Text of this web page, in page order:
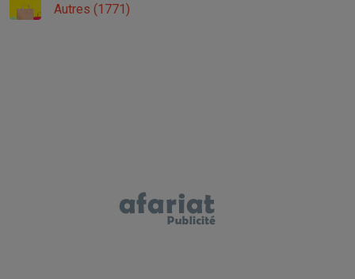
Autres (1771)